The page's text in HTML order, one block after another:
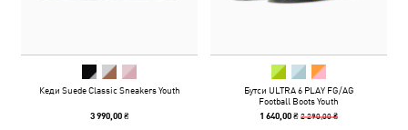
Кеди Suede Classic Sneakers Youth
3 990,00 ₴
Бутси ULTRA 6 PLAY FG/AG
Football Boots Youth
1 640,00 ₴2 290,00 ₴